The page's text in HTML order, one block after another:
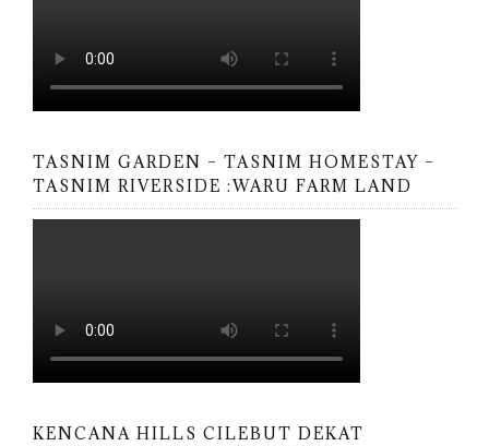
TASNIM GARDEN – TASNIM HOMESTAY –
TASNIM RIVERSIDE :WARU FARM LAND
KENCANA HILLS CILEBUT DEKAT